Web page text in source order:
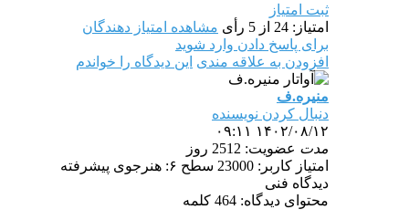
ثبت امتیاز
امتیاز: 24 از 5 رأی
مشاهده امتیاز دهندگان
برای پاسخ دادن وارد شوید
افزودن به علاقه مندی این دیدگاه را خواندم
منیره.ف
دنبال کردن نویسنده
۱۴۰۲/۰۸/۱۲ ۰۹:۱۱
مدت عضویت: 2512 روز
امتیاز کاربر: 23000
سطح ۶: هنرجوی پیشرفته
دیدگاه فنی
محتوای دیدگاه: 464 کلمه